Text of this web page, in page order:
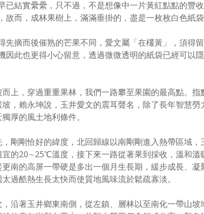
結實纍纍，只不過，不是想像中一片黃紅點點的豐
而，成林果樹上，滿滿垂掛的，盡是一枚枚白色紙袋
先摘而後催熟的芒果不同，愛文屬「在欉黃」，須得
因此也更得小心留意，透過微微透明的紙袋已經可以
而上，穿過重重果林，我們一路攀至果園的最高點。指
坡，賴永坤說，玉井愛文的震耳聲名，除了長年智慧勞
厚的風土地利條件。
，剛剛恰好的緯度，北回歸線以南剛剛進入熱帶區域，
宜的20∼25℃溫度，接下來一路從著果到採收，溫和溫
更南的高屏一帶硬是多出一個月生長期，緩步成長、凝
過酷熱生長太快而使質地風味流於鬆疏寡淡。
，沿著玉井鄉東南側，從左鎮、層林以至南化一帶山